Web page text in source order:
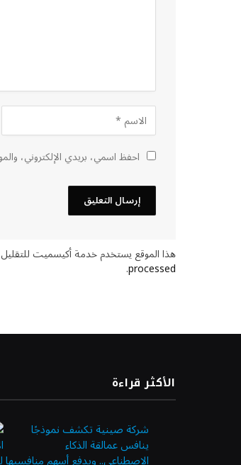
احفظ اسمي، بريدي الإلكتروني،
هذا الموقع يستخدم خدمة أكيسميت للتقليل
processed
.
الأكثر قراءة
شركة صينية تكشف نموذجًا
ينافس عمالقة الذكاء